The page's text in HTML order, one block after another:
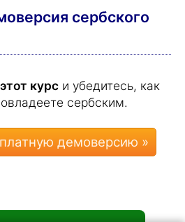
сербского
курси убедитесь, как
сербским.